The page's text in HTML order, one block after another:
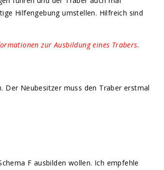
Hilfengebung umstellen. Hilfreich sind
zur Ausbildung eines Trabers.
Der Neubesitzer muss den Traber erstmal
F ausbilden wollen. Ich empfehle